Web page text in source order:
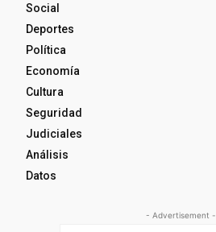
Social
Deportes
Política
Economía
Cultura
Seguridad
Judiciales
Análisis
Datos
- Advertisement -